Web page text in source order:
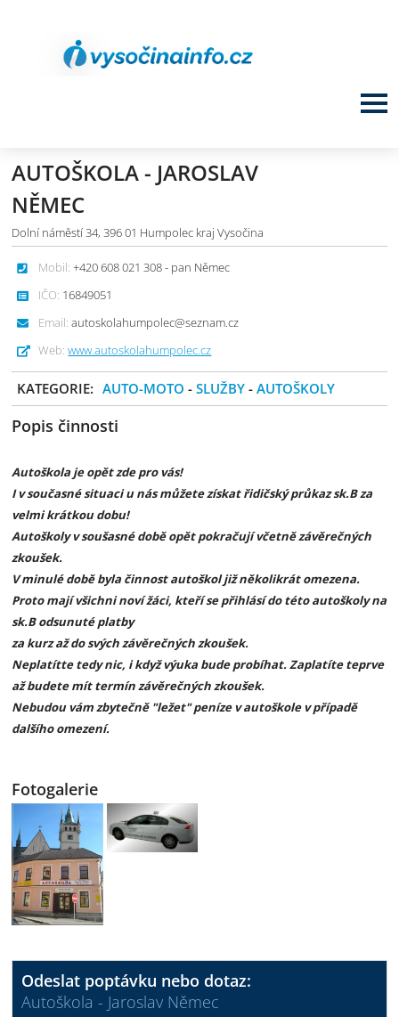
AUTOŠKOLA - JAROSLAV
NĚMEC
Dolní náměstí 34, 396 01 Humpolec kraj Vysočina
Mobil: +420 608 021 308 - pan Němec
IČO: 16849051
Email: autoskolahumpolec@seznam.cz
Web: www.autoskolahumpolec.cz
KATEGORIE: AUTO-MOTO -SLUŽBY -AUTOŠKOLY
Popis činnosti
Autoškola je opět zde pro vás!
I v současné situaci u nás můžete získat řidičský průkaz sk.B za
velmi krátkou dobu!
Autoškoly v soušasné době opět pokračují včetně závěrečných
zkoušek.
V minulé době byla činnost autoškol již několikrát omezena.
Proto mají všichni noví žáci, kteří se přihlásí do této autoškoly na
sk.B odsunuté platby
za kurz až do svých závěrečných zkoušek.
Neplatítte tedy nic, i když výuka bude probíhat. Zaplatíte teprve
až budete mít termín závěrečných zkoušek.
Nebudou vám zbytečně "ležet" peníze v autoškole v případě
dalšího omezení.
Fotogalerie
Odeslat poptávku nebo dotaz:
Autoškola - Jaroslav Němec